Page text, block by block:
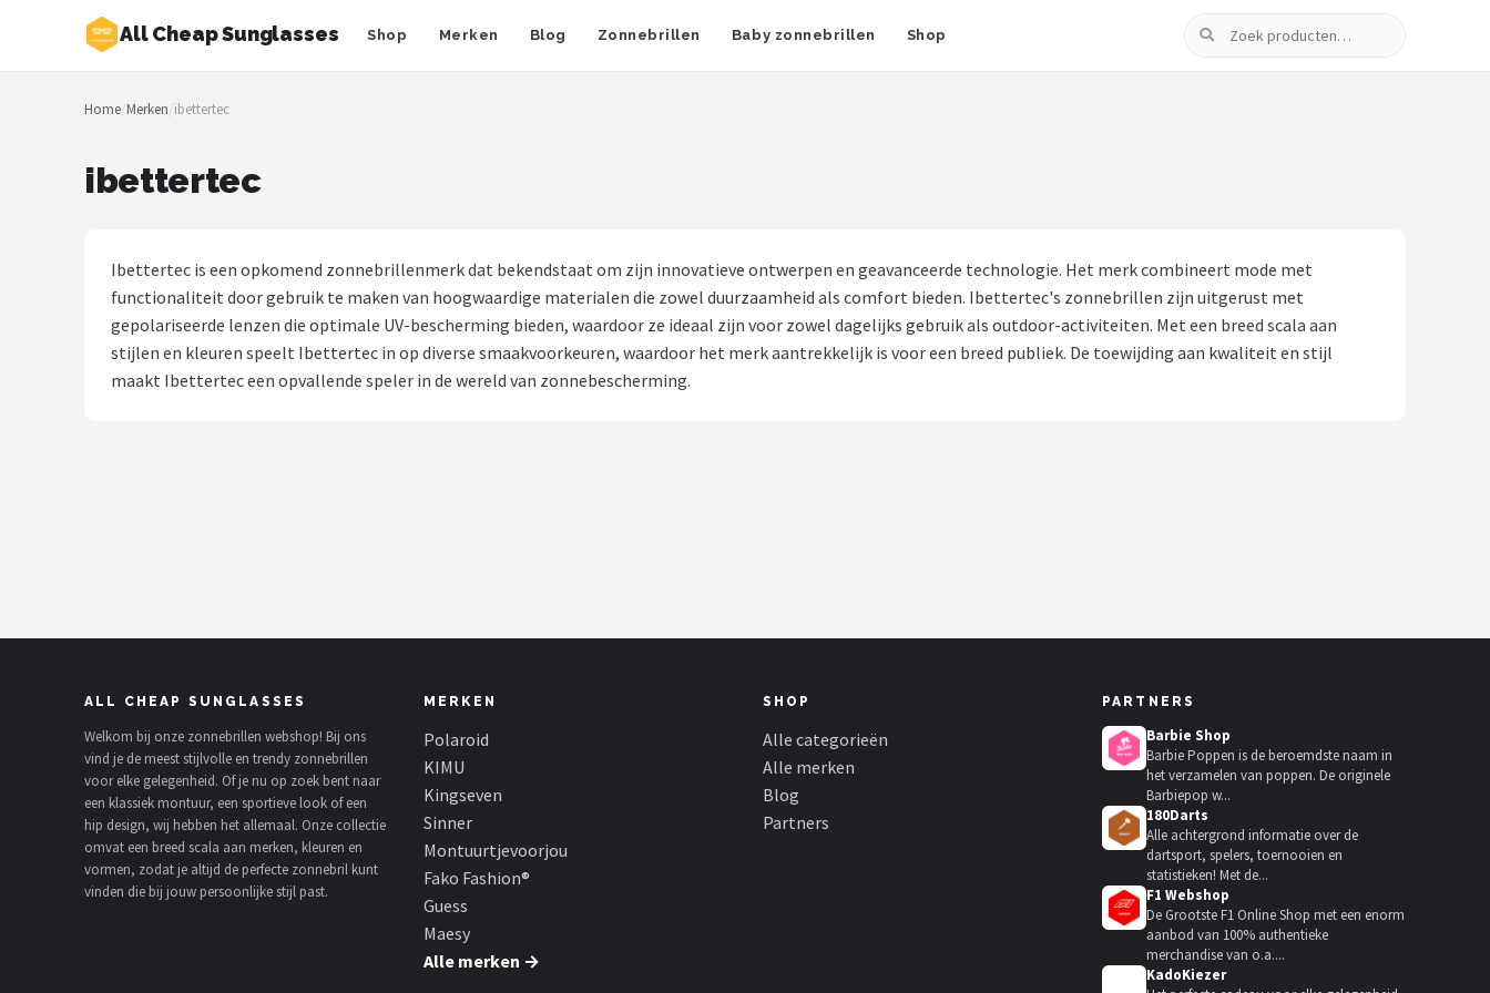
All Cheap Sunglasses Shop Merken Blog Zonnebrillen Baby zonnebrillen Shop
Zoeken
Zoeken
NAVIGATIE
Zonnebrillen
Baby zonnebrillen
Montuurtjevoorjou
Fako Fashion®
Guess
Maesy
Home/Merken/ibettertec
ibettertec
Ibettertec is een opkomend zonnebrillenmerk dat bekendstaat om zijn innovatieve ontwerpen en geavanceerde technologie. Het merk combineert mode met
functionaliteit door gebruik te maken van hoogwaardige materialen die zowel duurzaamheid als comfort bieden. Ibettertec's zonnebrillen zijn uitgerust met
gepolariseerde lenzen die optimale UV-bescherming bieden, waardoor ze ideaal zijn voor zowel dagelijks gebruik als outdoor-activiteiten. Met een breed scala aan
stijlen en kleuren speelt Ibettertec in op diverse smaakvoorkeuren, waardoor het merk aantrekkelijk is voor een breed publiek. De toewijding aan kwaliteit en stijl
maakt Ibettertec een opvallende speler in de wereld van zonnebescherming.
ALL CHEAP SUNGLASSES
Welkom bij onze zonnebrillen webshop! Bij ons
vind je de meest stijlvolle en trendy zonnebrillen
voor elke gelegenheid. Of je nu op zoek bent naar
een klassiek montuur, een sportieve look of een
hip design, wij hebben het allemaal. Onze collectie
omvat een breed scala aan merken, kleuren en
vormen, zodat je altijd de perfecte zonnebril kunt
vinden die bij jouw persoonlijke stijl past.
MERKEN
Polaroid
KIMU
Kingseven
Sinner
Montuurtjevoorjou
Fako Fashion®
Guess
Maesy
Alle merken →
SHOP
Alle categorieën
Alle merken
Blog
Partners
PARTNERS
Barbie Shop
Barbie Poppen is de beroemdste naam in
het verzamelen van poppen. De originele
Barbiepop w...
180Darts
Alle achtergrond informatie over de
dartsport, spelers, toernooien en
statistieken! Met de...
F1 Webshop
De Grootste F1 Online Shop met een enorm
aanbod van 100% authentieke
merchandise van o.a....
KadoKiezer